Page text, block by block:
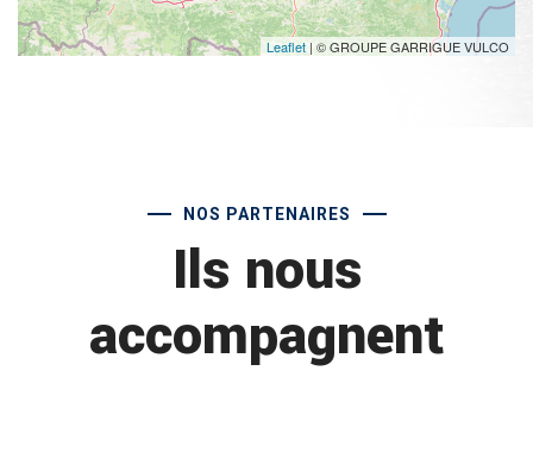
Leaflet | © GROUPE GARRIGUE VULCO
NOS PARTENAIRES
Ils nous
accompagnent